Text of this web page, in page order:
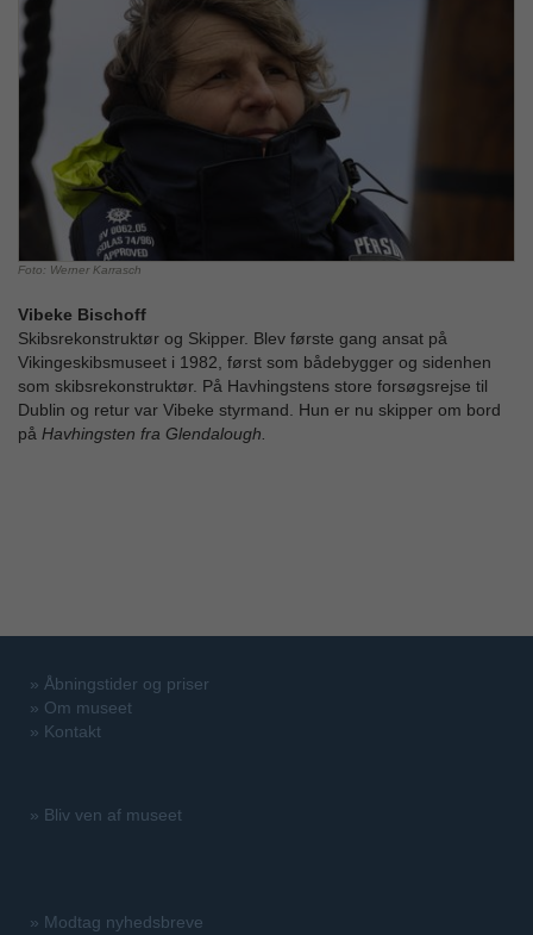
Foto: Werner Karrasch
Vibeke Bischoff
Skibsrekonstruktør og Skipper. Blev første gang ansat på
Vikingeskibsmuseet i 1982, først som bådebygger og sidenhen
som skibsrekonstruktør. På Havhingstens store forsøgsrejse til
Dublin og retur var Vibeke styrmand. Hun er nu skipper om bord
på Havhingsten fra Glendalough.
» Åbningstider og priser
» Om museet
» Kontakt
» Bliv ven af museet
» Modtag nyhedsbreve